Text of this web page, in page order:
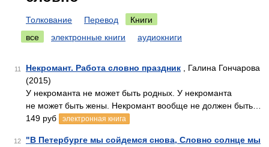
Толкование Перевод
Книги
все
электронные книги аудиокниги
11 Некромант. Работа словно праздник , Галина Гончарова
(2015)
У некроманта не может быть родных. У некроманта
не может быть жены. Некромант вообще не должен быть…
149 руб
электронная книга
12
"В Петербурге мы сойдемся снова, Словно солнце мы